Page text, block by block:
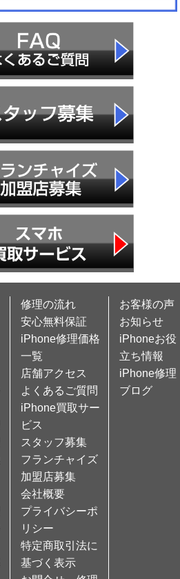
修理の流れ
安心無料保証
iPhone修理価格
一覧
店舗アクセス
よくあるご質問
iPhone買取サー
ビス
スタッフ募集
フランチャイズ
加盟店募集
会社概要
プライバシーポ
リシー
特定商取引法に
基づく表示
お客様の声
お知らせ
iPhoneお役
立ち情報
iPhone修理
ブログ